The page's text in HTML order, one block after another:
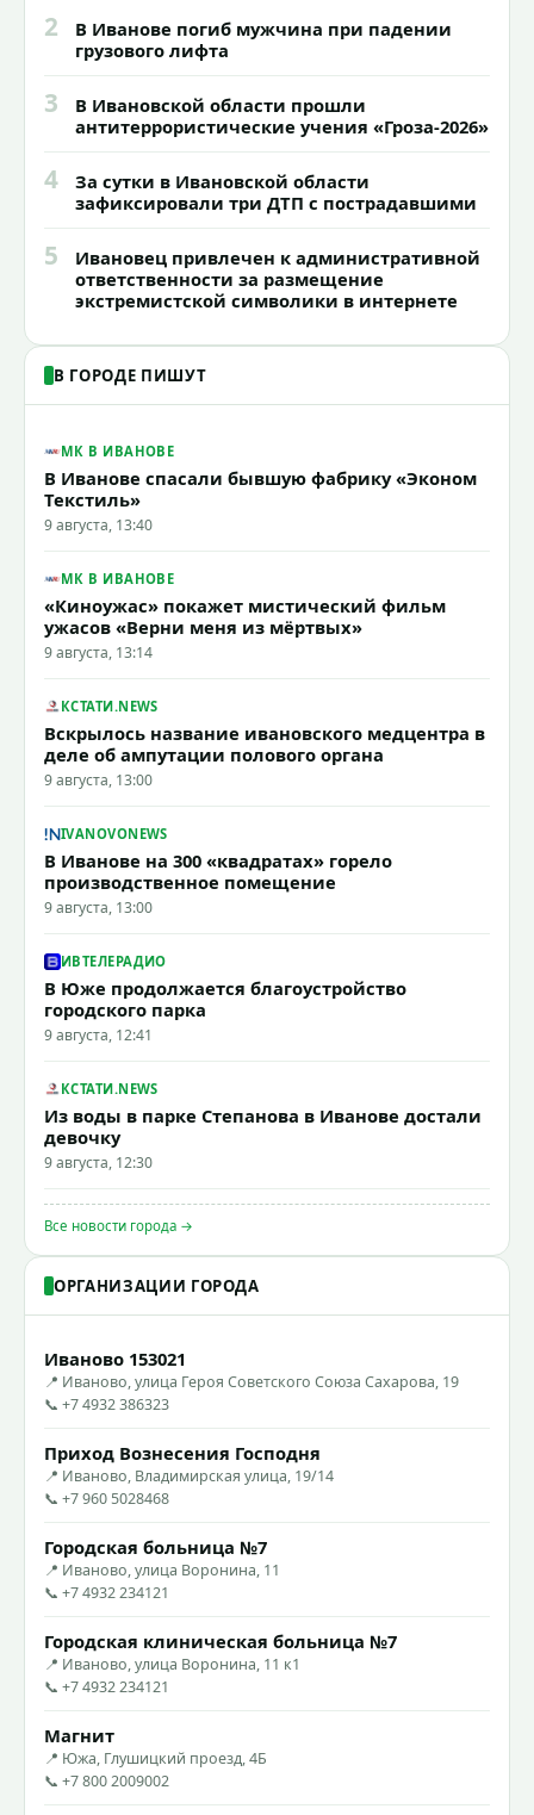
2
В Иванове погиб мужчина при падении
грузового лифта
3
В Ивановской области прошли
антитеррористические учения «Гроза-2026»
4
За сутки в Ивановской области
зафиксировали три ДТП с пострадавшими
5
Ивановец привлечен к административной
ответственности за размещение
экстремистской символики в интернете
В ГОРОДЕ ПИШУТ
МК В ИВАНОВЕ
В Иванове спасали бывшую фабрику «Эконом
Текстиль»
9 августа, 13:40
МК В ИВАНОВЕ
«Киноужас» покажет мистический фильм
ужасов «Верни меня из мёртвых»
9 августа, 13:14
КСТАТИ.NEWS
Вскрылось название ивановского медцентра в
деле об ампутации полового органа
9 августа, 13:00
IVANOVONEWS
В Иванове на 300 «квадратах» горело
производственное помещение
9 августа, 13:00
ИВТЕЛЕРАДИО
В Юже продолжается благоустройство
городского парка
9 августа, 12:41
КСТАТИ.NEWS
Из воды в парке Степанова в Иванове достали
девочку
9 августа, 12:30
Все новости города →
ОРГАНИЗАЦИИ ГОРОДА
Иваново 153021
📍 Иваново, улица Героя Советского Союза Сахарова, 19
📞 +7 4932 386323
Приход Вознесения Господня
📍 Иваново, Владимирская улица, 19/14
📞 +7 960 5028468
Городская больница №7
📍 Иваново, улица Воронина, 11
📞 +7 4932 234121
Городская клиническая больница №7
📍 Иваново, улица Воронина, 11 к1
📞 +7 4932 234121
Магнит
📍 Южа, Глушицкий проезд, 4Б
📞 +7 800 2009002